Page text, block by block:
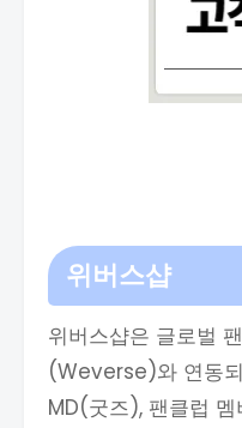
위버스샵
위버스샵은 글로벌
(Weverse)와 연동
MD(굿즈), 팬클럽